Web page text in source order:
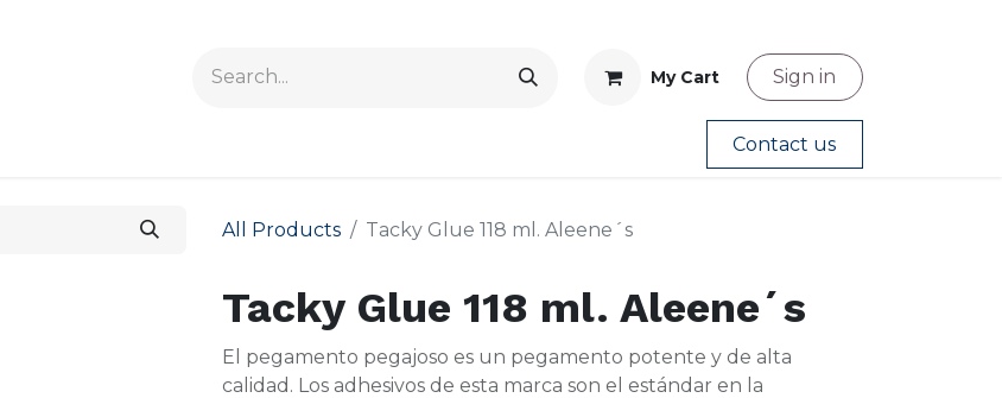
My Cart Sign in
Contact us
All Products Tacky Glue 118 ml. Aleene´s
Tacky Glue 118 ml. Aleene´s
El pegamento pegajoso es un pegamento potente y de alta
calidad. Los adhesivos de esta marca son el estándar en la